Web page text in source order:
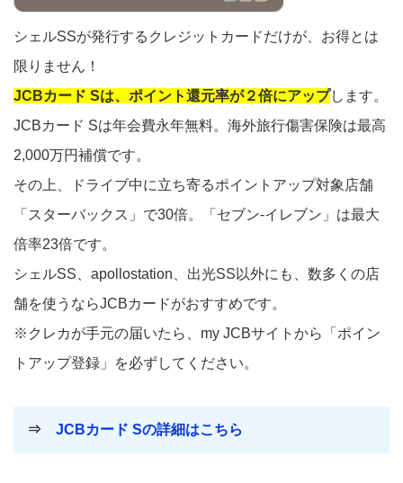
シェルSSが発行するクレジットカードだけが、お得とは
限りません！
JCBカード Sは、ポイント還元率が２倍にアップします。
JCBカード Sは年会費永年無料。海外旅行傷害保険は最高
2,000万円補償です。
その上、ドライブ中に立ち寄るポイントアップ対象店舗
「スターバックス」で30倍。「セブン-イレブン」は最大
倍率23倍です。
シェルSS、apollostation、出光SS以外にも、数多くの店
舗を使うならJCBカードがおすすめです。
※クレカが手元の届いたら、my JCBサイトから「ポイン
トアップ登録」を必ずしてください。
⇒ JCBカード Sの詳細はこちら